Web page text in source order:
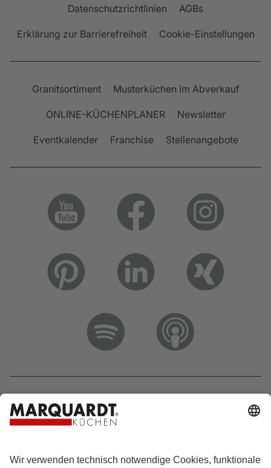
Datenschutzrichtlinien AGBs
Erklärung zur Barrierefreiheit Cookie-Einstellungen
Granitsortiment Musterküchen im Abverkauf
ONLINE-KÜCHENPLANER Newsletter
Eventkalender Franchise Stellenangebote
Hotline 0800 133 133 0
info@marquardt-kuechen.de